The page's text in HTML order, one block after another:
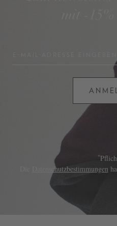
*
Datenschutzbestimmungen